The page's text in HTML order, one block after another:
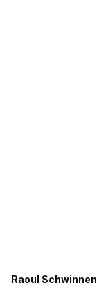
Raoul Schwinnen